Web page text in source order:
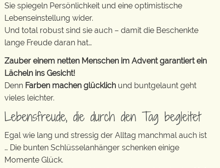
Sie spiegeln Persönlichkeit und eine optimistische
Lebenseinstellung wider.
Und total robust sind sie auch – damit die Beschenkte
lange Freude daran hat…
Zauber einem netten Menschen im Advent garantiert ein
Lächeln ins Gesicht!
Denn Farben machen glücklich und buntgelaunt geht
vieles leichter.
Lebensfreude, die durch den Tag begleitet
Egal wie lang und stressig der Alltag manchmal auch ist
… Die bunten Schlüsselanhänger schenken einige
Momente Glück.